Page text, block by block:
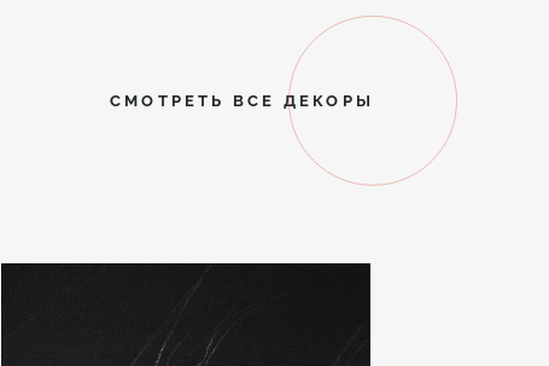
СМОТРЕТЬ ВСЕ ДЕКОРЫ